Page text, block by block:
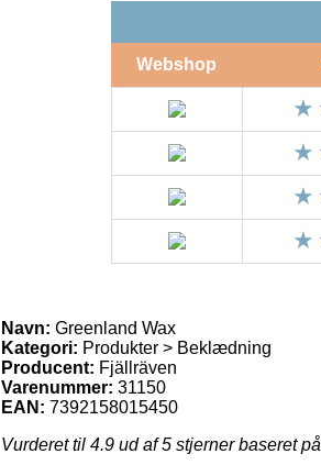
Webshop
Navn: Greenland Wax
Kategori: Produkter > Beklædning
Producent: Fjällräven
Varenummer: 31150
EAN: 7392158015450
Vurderet til 4.9 ud af 5 stjerner baseret på